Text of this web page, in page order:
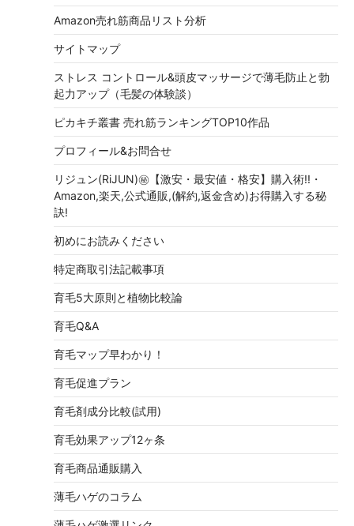
Amazon売れ筋商品リスト分析
サイトマップ
ストレス コントロール&頭皮マッサージで薄毛防止と勃
起力アップ（毛髪の体験談）
ピカキチ叢書 売れ筋ランキングTOP10作品
プロフィール&お問合せ
リジュン(RiJUN)㊙【激安・最安値・格安】購入術!!・
Amazon,楽天,公式通販,(解約,返金含め)お得購入する秘
訣!
初めにお読みください
特定商取引法記載事項
育毛5大原則と植物比較論
育毛Q&A
育毛マップ早わかり！
育毛促進プラン
育毛剤成分比較(試用)
育毛効果アップ12ヶ条
育毛商品通販購入
薄毛ハゲのコラム